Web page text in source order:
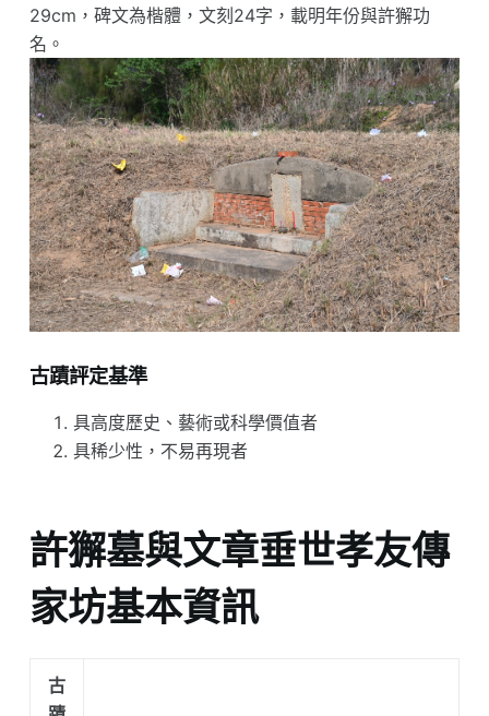
29cm，碑文為楷體，文刻24字，載明年份與許獬功
名。
古蹟評定基準
具高度歷史、藝術或科學價值者
具稀少性，不易再現者
許獬墓與文章垂世孝友傳
家坊基本資訊
古